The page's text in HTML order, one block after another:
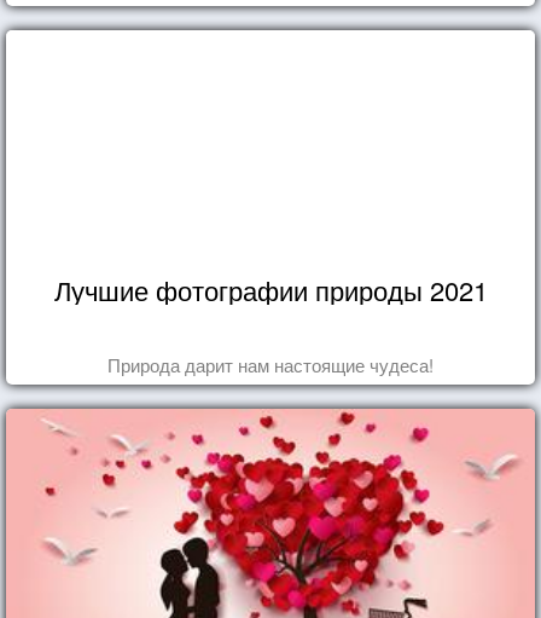
Лучшие фотографии природы 2021
Природа дарит нам настоящие чудеса!